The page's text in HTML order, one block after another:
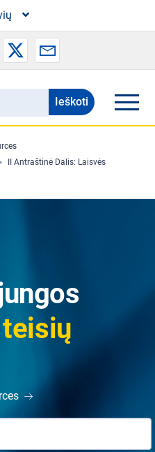
II Antraštinė Dalis: Laisvės